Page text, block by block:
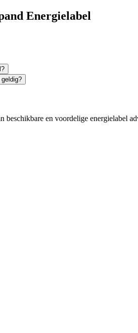
Energielabel
en voordelige energielabel